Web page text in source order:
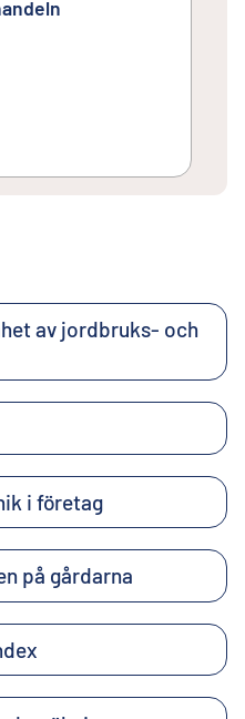
av jordbruks- och
i företag
på gårdarna